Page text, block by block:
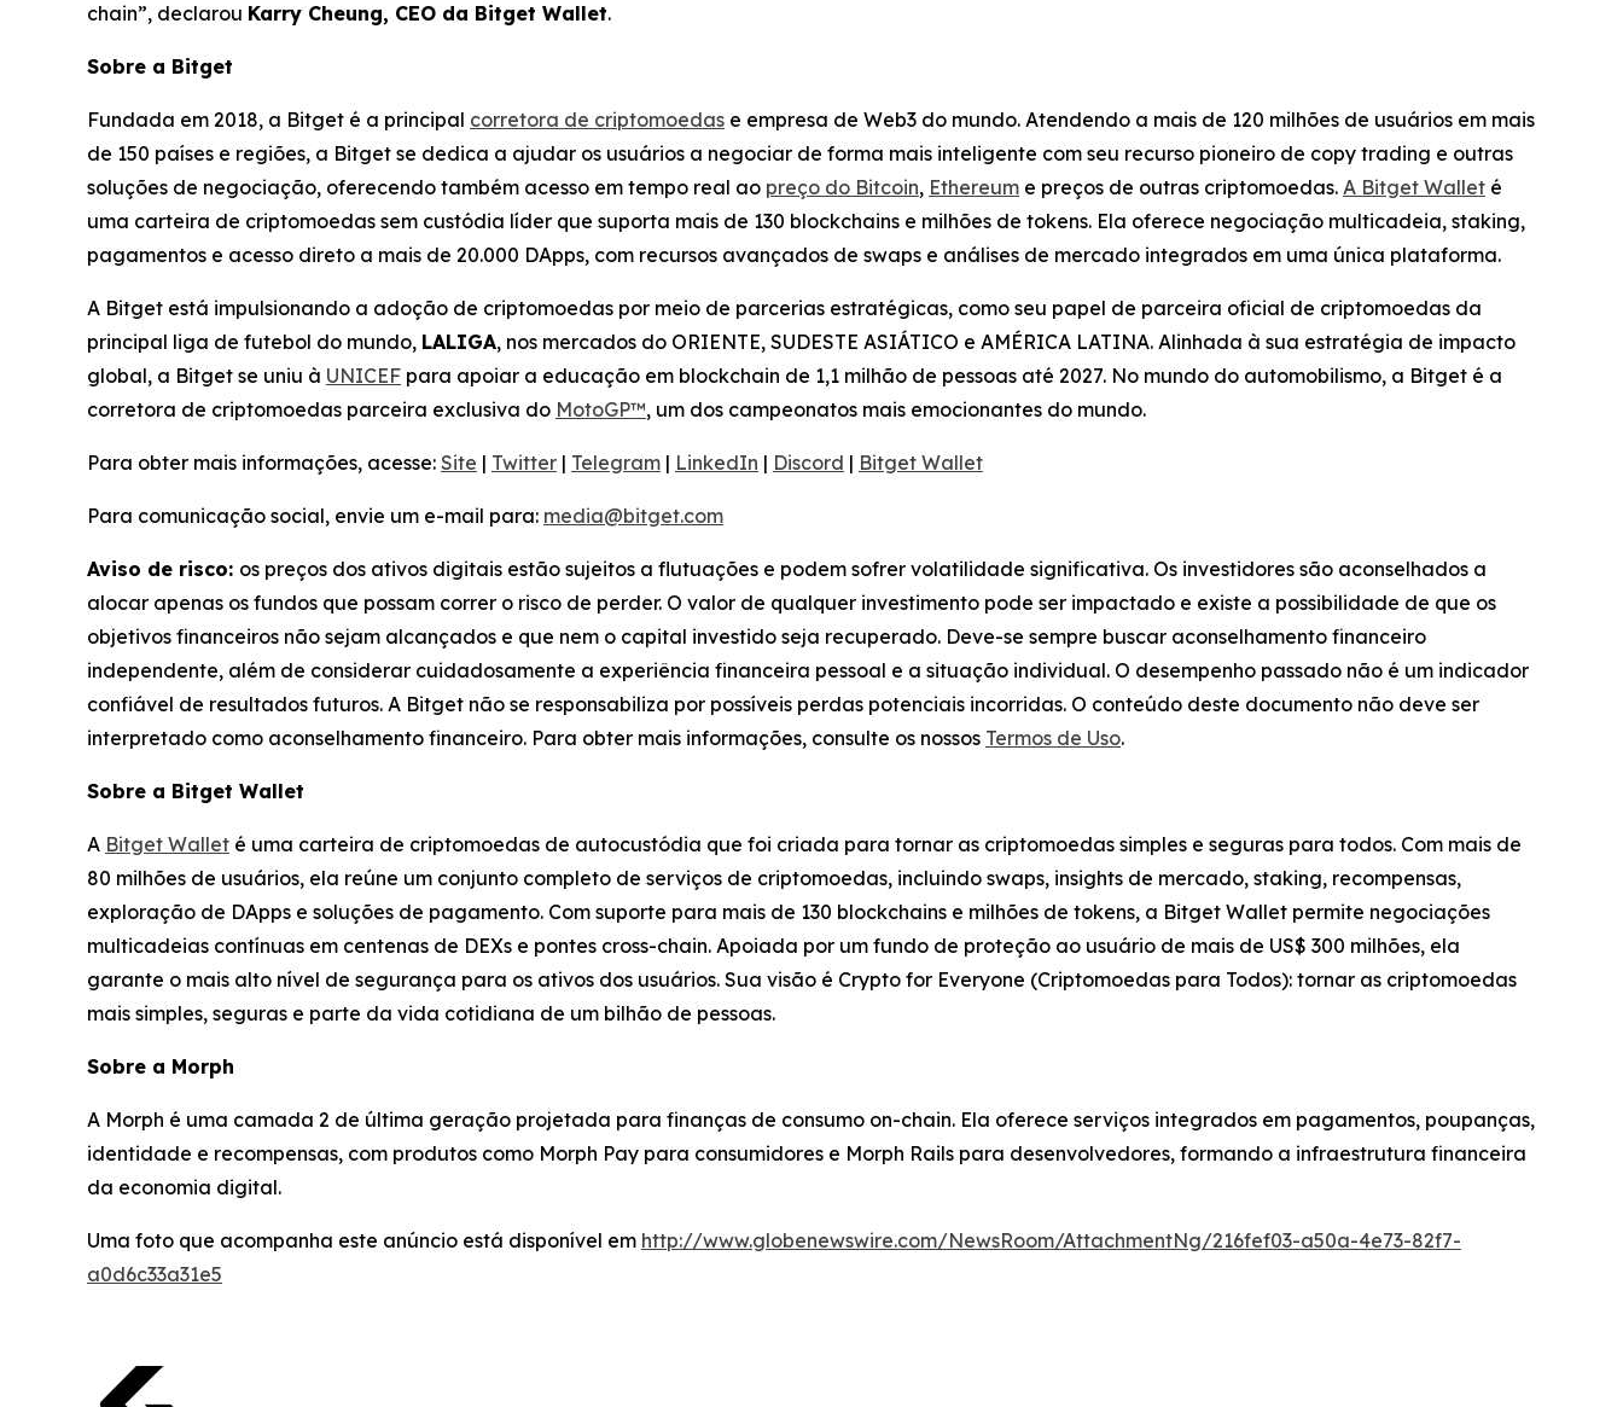
chain”, declarou Karry Cheung, CEO da Bitget Wallet.
Sobre a Bitget
Fundada em 2018, a Bitget é a principal corretora de criptomoedas e empresa de Web3 do mundo. Atendendo a mais de 120 milhões de usuários em mais
de 150 países e regiões, a Bitget se dedica a ajudar os usuários a negociar de forma mais inteligente com seu recurso pioneiro de copy trading e outras
soluções de negociação, oferecendo também acesso em tempo real ao preço do Bitcoin, Ethereum e preços de outras criptomoedas. A Bitget Wallet é
uma carteira de criptomoedas sem custódia líder que suporta mais de 130 blockchains e milhões de tokens. Ela oferece negociação multicadeia, staking,
pagamentos e acesso direto a mais de 20.000 DApps, com recursos avançados de swaps e análises de mercado integrados em uma única plataforma.
A Bitget está impulsionando a adoção de criptomoedas por meio de parcerias estratégicas, como seu papel de parceira oficial de criptomoedas da
principal liga de futebol do mundo, LALIGA, nos mercados do ORIENTE, SUDESTE ASIÁTICO e AMÉRICA LATINA. Alinhada à sua estratégia de impacto
global, a Bitget se uniu à UNICEF para apoiar a educação em blockchain de 1,1 milhão de pessoas até 2027. No mundo do automobilismo, a Bitget é a
corretora de criptomoedas parceira exclusiva do MotoGP™, um dos campeonatos mais emocionantes do mundo.
Para obter mais informações, acesse: Site | Twitter | Telegram | LinkedIn | Discord | Bitget Wallet
Para comunicação social, envie um e-mail para: media@bitget.com
Aviso de risco: os preços dos ativos digitais estão sujeitos a flutuações e podem sofrer volatilidade significativa. Os investidores são aconselhados a
alocar apenas os fundos que possam correr o risco de perder. O valor de qualquer investimento pode ser impactado e existe a possibilidade de que os
objetivos financeiros não sejam alcançados e que nem o capital investido seja recuperado. Deve-se sempre buscar aconselhamento financeiro
independente, além de considerar cuidadosamente a experiência financeira pessoal e a situação individual. O desempenho passado não é um indicador
confiável de resultados futuros. A Bitget não se responsabiliza por possíveis perdas potenciais incorridas. O conteúdo deste documento não deve ser
interpretado como aconselhamento financeiro. Para obter mais informações, consulte os nossos Termos de Uso.
Sobre a Bitget Wallet
A Bitget Wallet é uma carteira de criptomoedas de autocustódia que foi criada para tornar as criptomoedas simples e seguras para todos. Com mais de
80 milhões de usuários, ela reúne um conjunto completo de serviços de criptomoedas, incluindo swaps, insights de mercado, staking, recompensas,
exploração de DApps e soluções de pagamento. Com suporte para mais de 130 blockchains e milhões de tokens, a Bitget Wallet permite negociações
multicadeias contínuas em centenas de DEXs e pontes cross-chain. Apoiada por um fundo de proteção ao usuário de mais de US$ 300 milhões, ela
garante o mais alto nível de segurança para os ativos dos usuários. Sua visão é Crypto for Everyone (Criptomoedas para Todos): tornar as criptomoedas
mais simples, seguras e parte da vida cotidiana de um bilhão de pessoas.
Sobre a Morph
A Morph é uma camada 2 de última geração projetada para finanças de consumo on-chain. Ela oferece serviços integrados em pagamentos, poupanças,
identidade e recompensas, com produtos como Morph Pay para consumidores e Morph Rails para desenvolvedores, formando a infraestrutura financeira
da economia digital.
Uma foto que acompanha este anúncio está disponível em http://www.globenewswire.com/NewsRoom/AttachmentNg/216fef03-a50a-4e73-82f7-
a0d6c33a31e5